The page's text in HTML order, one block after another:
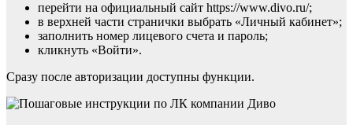
перейти на официальный сайт https://www.divo.ru/;
в верхней части странички выбрать «Личный кабинет»;
заполнить номер лицевого счета и пароль;
кликнуть «Войти».
Сразу после авторизации доступны функции.